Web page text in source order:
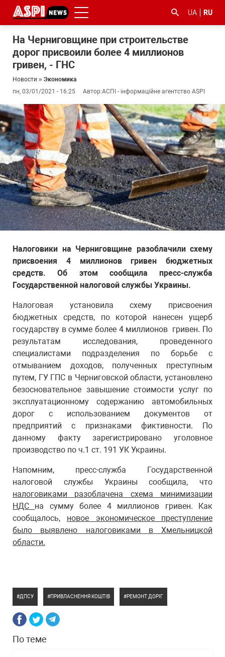
UA RU
На Черниговщине при строительстве
дорог присвоили более 4 миллионов
гривен, - ГНС
Новости » Экономика
пн, 03/01/2021 - 16:25
Автор:АСПІ - інформаційне агентство ASPI
Налоговики на Черниговщине разоблачили схему
присвоения 4 миллионов гривен бюджетных
средств. Об этом сообщила пресс-служба
Государственной налоговой службы Украины.
Налоговая установила схему присвоения
бюджетных средств, по которой нанесен ущерб
государству в сумме более 4 миллионов гривен. По
результатам исследования, проведенного
специалистами подразделения по борьбе с
отмыванием доходов, полученных преступным
путем, ГУ ГПС в Черниговской области, установлено
безосновательное завышение стоимости услуг по
эксплуатационному содержанию автомобильных
дорог с использованием документов от
предприятий с признаками фиктивности. По
данному факту зарегистрировано уголовное
производство по ч.1 ст. 191 УК Украины.
Напомним, пресс-служба Государственной
налоговой службы Украины сообщила, что
налоговиками разоблачена схема минимизации
НДС на сумму более 4 миллионов гривен. Как
сообщалось, новое экономическое преступление
было выявлено налоговиками в Хмельницкой
области.
ДПСУ ПРИВЛАСНЕННЯ КОШТІВ РЕМОНТ ДОРІГ
По теме
#ООС
#боротьба
з
корупцією
#гфс #Киев #коронавірус